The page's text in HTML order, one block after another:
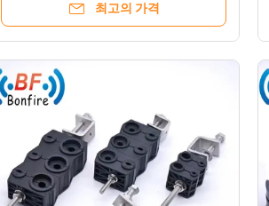
최고의 가격